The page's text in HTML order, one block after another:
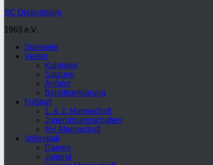
SC Dietersheim
1963 e.V.
Startseite
Verein
Kalender
Satzung
Anfahrt
Beitrittserklärung
Fußball
1. & 2. Mannschaft
Jugendmannschaften
AH-Mannschaft
Volleyball
Damen
Jugend